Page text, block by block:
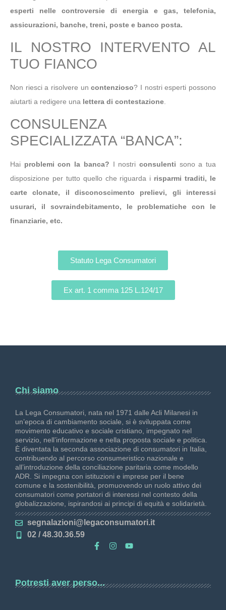
esperti nelle controversie di energia e gas, telefonia,
assicurazioni, banche, treni, poste e banco posta.
IL NOSTRO INTERVENTO AL
TUO FIANCO
Non riesci a risolvere uncontenzioso? I nostri esperti possono
aiutarti a redigere una lettera di contestazione
CONSULENZA
SPECIALIZZATA “BANCA”:
Hai problemi con la banca? I nostri consulenti sono a tua
disposizione per tutto quello che riguarda i risparmi traditi, le
carte clonate, il disconoscimento prelievi, gli interessi
usurari, il sovraindebitamento, le problematiche con le
finanziarie, etc.
Statuto Lega Consumatori
Ex art. 1 comma 125 L.124/17
Chi siamo
La Lega Consumatori, nata nel 1971 dalle Acli Milanesi in
un’epoca di cambiamento sociale, si è sviluppata come
movimento educativo e sociale cristiano, impegnato nel
servizio, nell’informazione e nella proposta sociale e politica.
È diventata la seconda associazione di consumatori in Italia,
contribuendo al percorso consumeristico nazionale e
all’introduzione della conciliazione paritaria come modello
ADR. Si impegna con istituzioni e imprese per il bene
comune e la sostenibilità, promuovendo un ruolo attivo dei
consumatori come portatori di interessi nel contesto della
globalizzazione, ispirandosi ai principi di equità e solidarietà.
segnalazioni@legaconsumatori.it
02 / 48.30.36.59
Potresti aver perso...